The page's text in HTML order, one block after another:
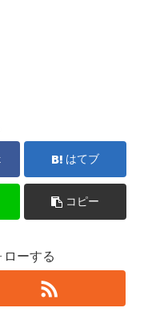
はてブ
コピー
ーする